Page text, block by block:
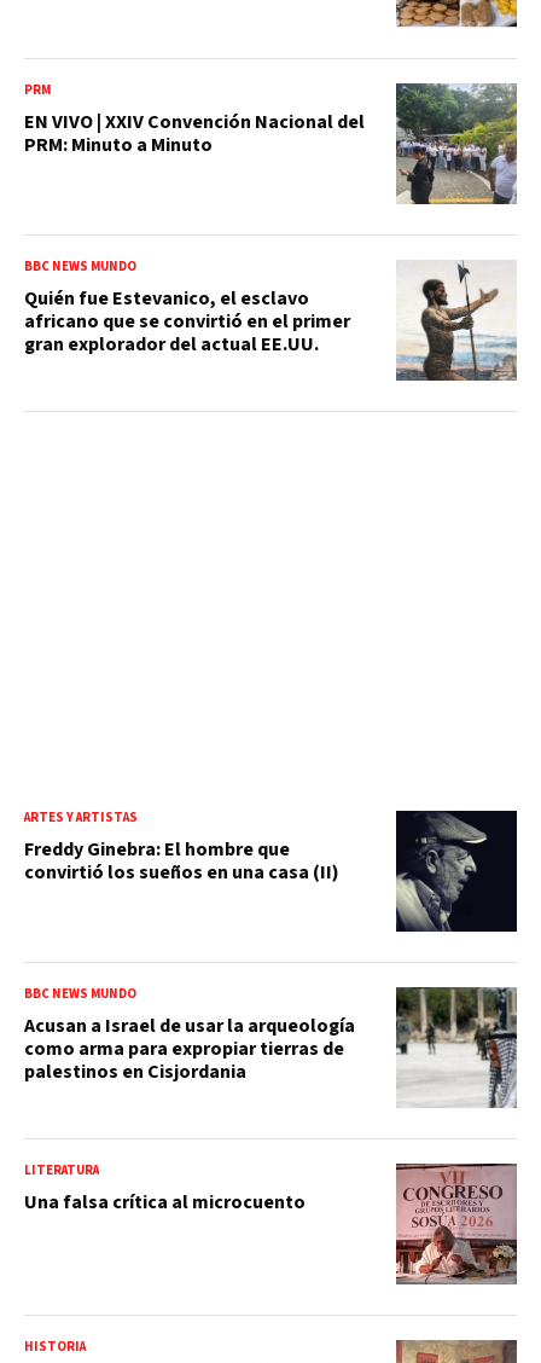
PRM
EN VIVO | XXIV Convención Nacional del
PRM: Minuto a Minuto
BBC NEWS MUNDO
Quién fue Estevanico, el esclavo
africano que se convirtió en el primer
gran explorador del actual EE.UU.
ARTES Y ARTISTAS
Freddy Ginebra: El hombre que
convirtió los sueños en una casa (II)
BBC NEWS MUNDO
Acusan a Israel de usar la arqueología
como arma para expropiar tierras de
palestinos en Cisjordania
LITERATURA
Una falsa crítica al microcuento
HISTORIA